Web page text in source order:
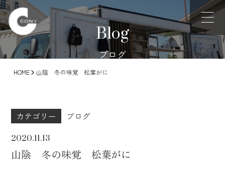
Blog
ブログ
HOME 山陰 冬の味覚 松葉がに
カテゴリー ブログ
2020.11.13
山陰 冬の味覚 松葉がに